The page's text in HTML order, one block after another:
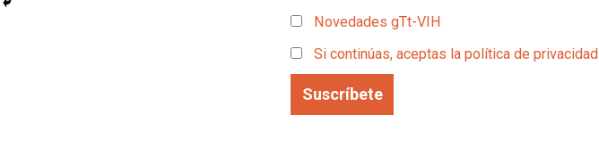
Novedades gTt-VIH
Si continúas, aceptas la política de privacidad